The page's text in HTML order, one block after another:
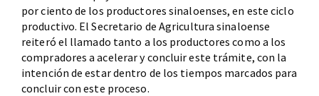
por ciento de los productores sinaloenses, en este ciclo
productivo. El Secretario de Agricultura sinaloense
reiteró el llamado tanto a los productores como a los
compradores a acelerar y concluir este trámite, con la
intención de estar dentro de los tiempos marcados para
concluir con este proceso.